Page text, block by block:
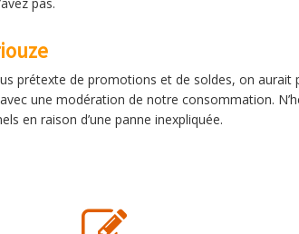
prétexte de promotions et de soldes, on aurait
une modération de notre consommation.
en raison d’une panne inexpliquée.